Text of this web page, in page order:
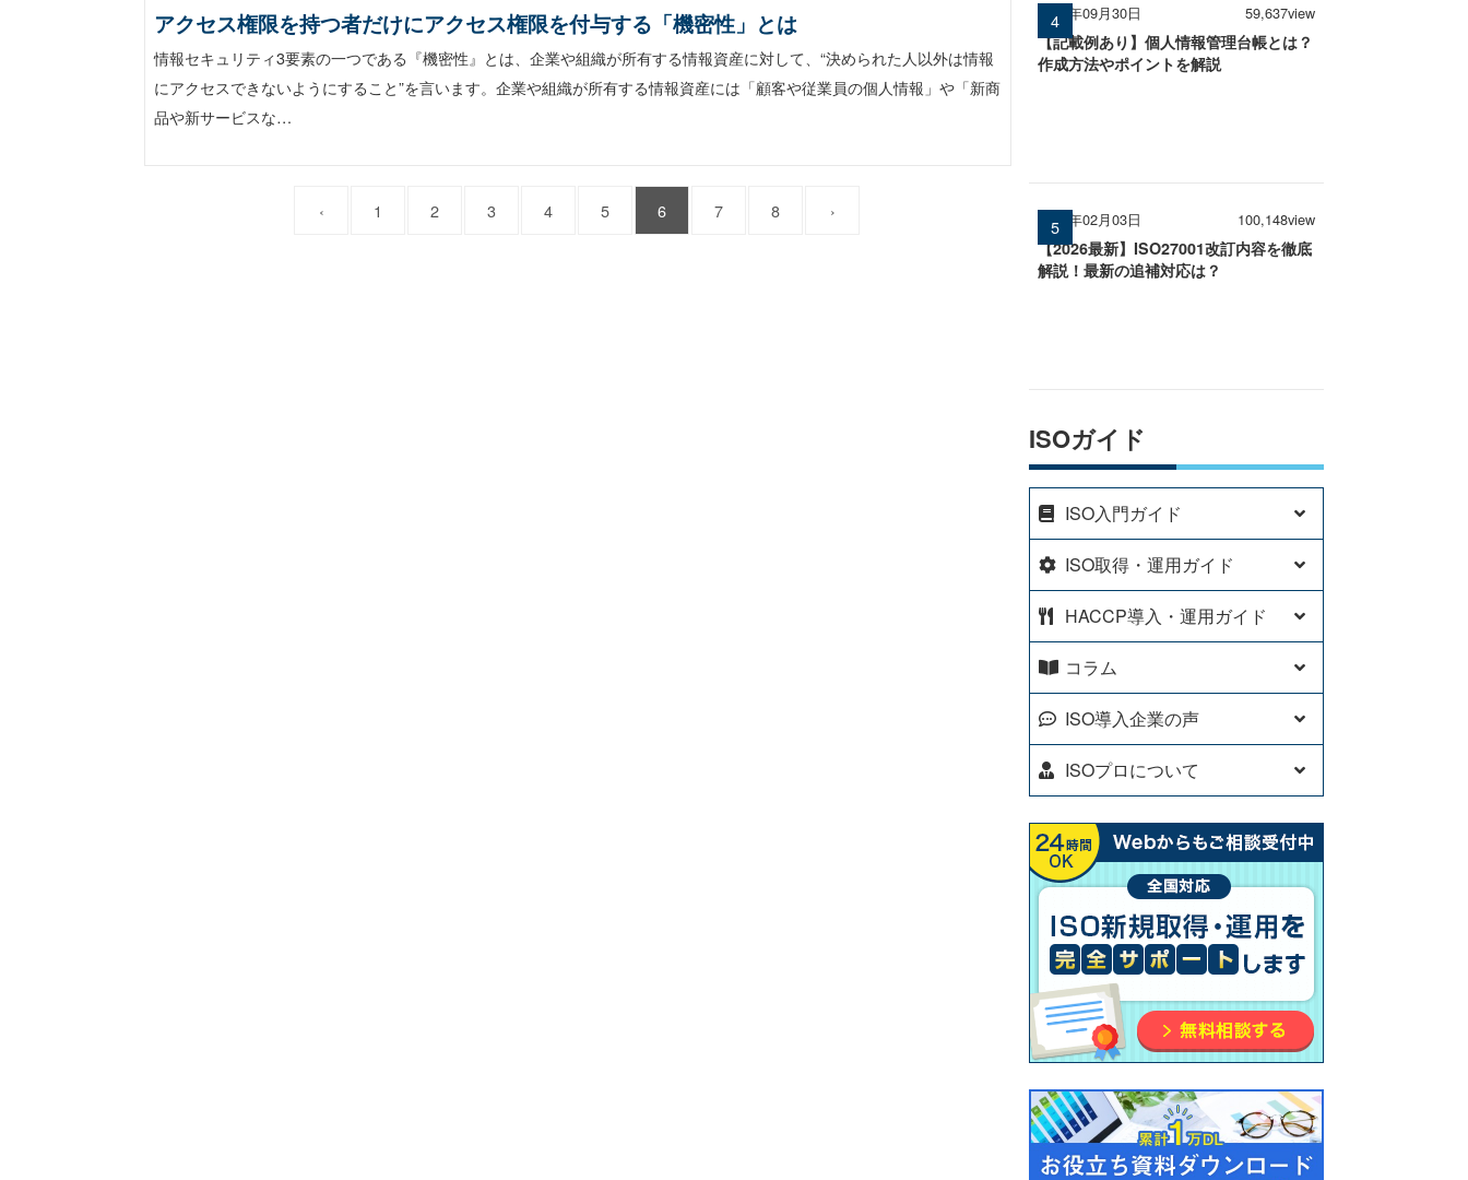
アクセス権限を持つ者だけにアクセス権限を付与する「機密性」とは
情報セキュリティ3要素の一つである『機密性』とは、企業や組織が所有する情報資産に対して、“決められた人以外は情報
にアクセスできないようにすること”を言います。企業や組織が所有する情報資産には「顧客や従業員の個人情報」や「新商
品や新サービスな…
‹ 1 2 3 4 5 6 7 8 ›
2025年09月30日 59,637view
【記載例あり】個人情報管理台帳とは？
作成方法やポイントを解説
2026年02月03日 100,148view
【2026最新】ISO27001改訂内容を徹底
解説！最新の追補対応は？
ISOガイド
ISO入門ガイド
ISO取得・運用ガイド
HACCP導入・運用ガイド
コラム
ISO導入企業の声
ISOプロについて